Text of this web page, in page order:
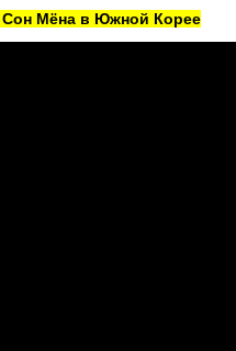
Сон Мёна в Южной Корее